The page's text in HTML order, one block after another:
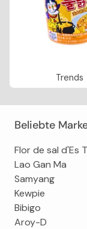
Trends
Beliebte
Flor de sal d'Es
Lao Gan Ma
Samyang
Kewpie
Bibigo
Aroy-D